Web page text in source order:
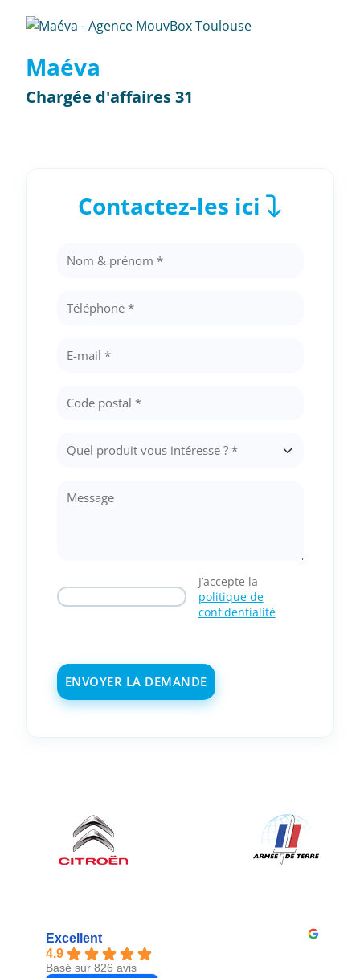
Maéva
Chargée d'affaires 31
Contactez-les ici
J’accepte la
politique de
confidentialité
Excellent
4.9
Basé sur 826 avis